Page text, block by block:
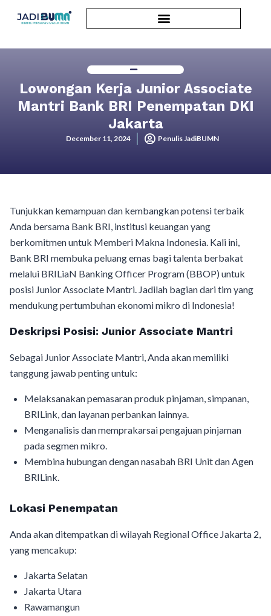
Lowongan Kerja Junior Associate
Mantri Bank BRI Penempatan DKI
Jakarta
December 11, 2024 Penulis JadiBUMN
Tunjukkan kemampuan dan kembangkan potensi terbaik
Anda bersama Bank BRI, institusi keuangan yang
berkomitmen untuk Memberi Makna Indonesia. Kali ini,
Bank BRI membuka peluang emas bagi talenta berbakat
melalui BRILiaN Banking Officer Program (BBOP) untuk
posisi Junior Associate Mantri. Jadilah bagian dari tim yang
mendukung pertumbuhan ekonomi mikro di Indonesia!
Deskripsi Posisi: Junior Associate Mantri
Sebagai Junior Associate Mantri, Anda akan memiliki
tanggung jawab penting untuk:
Melaksanakan pemasaran produk pinjaman, simpanan,
BRILink, dan layanan perbankan lainnya.
Menganalisis dan memprakarsai pengajuan pinjaman
pada segmen mikro.
Membina hubungan dengan nasabah BRI Unit dan Agen
BRILink.
Lokasi Penempatan
Anda akan ditempatkan di wilayah Regional Office Jakarta 2,
yang mencakup:
Jakarta Selatan
Jakarta Utara
Rawamangun